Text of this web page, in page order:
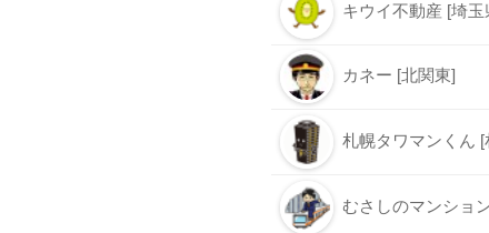
キウイ不動産 [埼玉
カネー [北関東]
札幌タワマンくん [
むさしのマンショ